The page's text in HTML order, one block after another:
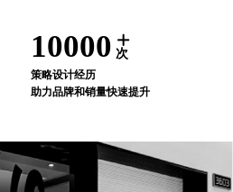
10000 次
策略设计经历
助⼒品牌和销量快速提升